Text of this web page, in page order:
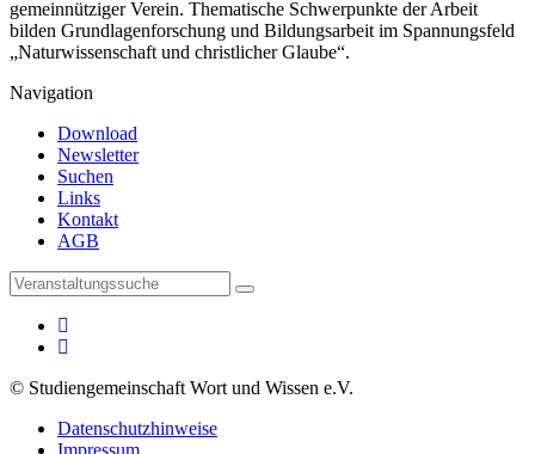
gemeinnütziger Verein. Thematische Schwerpunkte der Arbeit
bilden Grundlagenforschung und Bildungsarbeit im Spannungsfeld
„Naturwissenschaft und christlicher Glaube“.
Navigation
Download
Newsletter
Suchen
Links
Kontakt
AGB
© Studiengemeinschaft Wort und Wissen e.V.
Datenschutzhinweise